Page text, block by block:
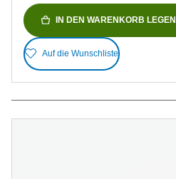
IN DEN WARENKORB LEGEN
Auf die Wunschliste